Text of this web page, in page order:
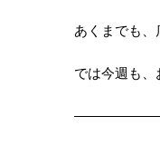
あくまでも、
では今週も